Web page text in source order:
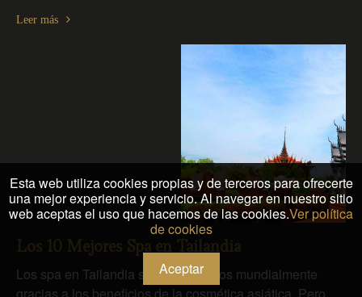
Leer más
Los 10 Mejores Spa en Tailandia
Los spa en Tailandia son reconocidos mundialmente
gracias a los beneficios de la cosmética asiática. Pero
Esta web utiliza cookies propias y de terceros para ofrecerte
una mejor experiencia y servicio. Al navegar en nuestro sitio
web aceptas el uso que hacemos de las cookies.Ver política
de cookies
Aceptar